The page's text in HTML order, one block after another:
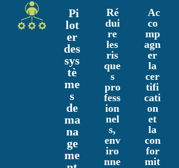
Pi
lot
er
des
sys
tè
me
s
de
ma
na
ge
me
Ré
dui
re
les
ris
que
s
pro
fess
ion
nel
s,
env
iro
nne
Ac
co
mp
agn
er
la
cer
tifi
cati
on
et
la
con
for
mit